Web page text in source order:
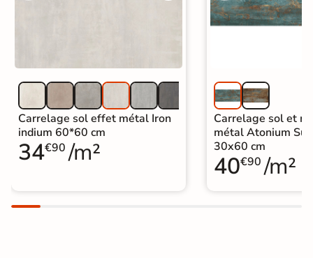
Carrelage sol effet métal Iron
indium 60*60 cm
34€90 /m²
Carrelage sol et
métal Atonium
30x60 cm
40€90 /m²